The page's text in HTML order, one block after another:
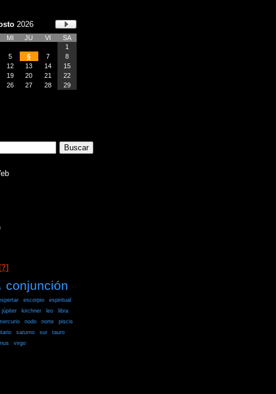
2026
MI JU VI
SA
1
5 6 7
8
12 13 14
15
19 20 21
22
26 27 28
29
[?]
conjunción
escorpio
espiritual
júpiter kirchner leo
libra
nodo norte
piscis
saturno sur
tauro
virgo